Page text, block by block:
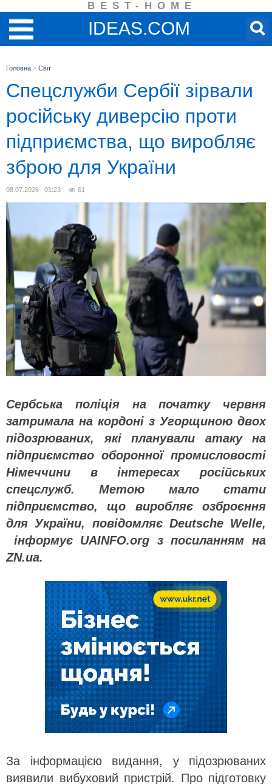
BEST-HOME
IDEAS.COM
Головна > Світ
Спецслужби Сербії зірвали
російську диверсію проти
підприємства, що виробляє
зброю для України
08.07.2026 01:23 61
Сербська поліція на початку червня
затримала на кордоні з Угорщиною двох
підозрюваних, які планували атаку на
підприємство оборонної промисловості
Німеччини в інтересах російських
спецслужб. Метою мало стати
підприємство, що виробляє озброєння
для України, повідомляє Deutsche Welle,
інформує UAINFO.org з посиланням на
ZN.ua.
За інформацією видання, у підозрюваних
виявили вибуховий пристрій. Про підготовку